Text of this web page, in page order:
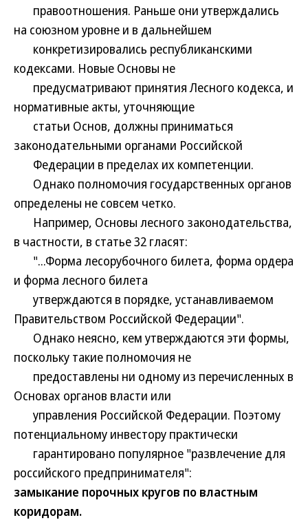
правоотношения. Раньше они утверждались
на союзном уровне и в дальнейшем
конкретизировались республиканскими
кодексами. Новые Основы не
предусматривают принятия Лесного кодекса, и
нормативные акты, уточняющие
статьи Основ, должны приниматься
законодательными органами Российской
Федерации в пределах их компетенции.
Однако полномочия государственных органов
определены не совсем четко.
Например, Основы лесного законодательства,
в частности, в статье 32 гласят:
"...Форма лесорубочного билета, форма ордера
и форма лесного билета
утверждаются в порядке, устанавливаемом
Правительством Российской Федерации".
Однако неясно, кем утверждаются эти формы,
поскольку такие полномочия не
предоставлены ни одному из перечисленных в
Основах органов власти или
управления Российской Федерации. Поэтому
потенциальному инвестору практически
гарантировано популярное "развлечение для
российского предпринимателя":
замыкание порочных кругов по властным
коридорам.